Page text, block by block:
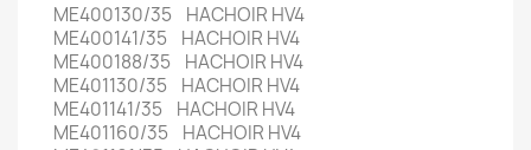
ME400130/35 HACHOIR HV4
ME400141/35 HACHOIR HV4
ME400188/35 HACHOIR HV4
ME401130/35 HACHOIR HV4
ME401141/35 HACHOIR HV4
ME401160/35 HACHOIR HV4